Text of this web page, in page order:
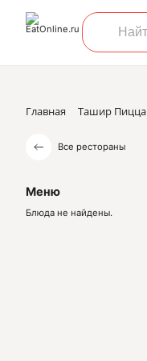
Главная Ташир Пицца
Все рестораны
Меню
Блюда не найдены.